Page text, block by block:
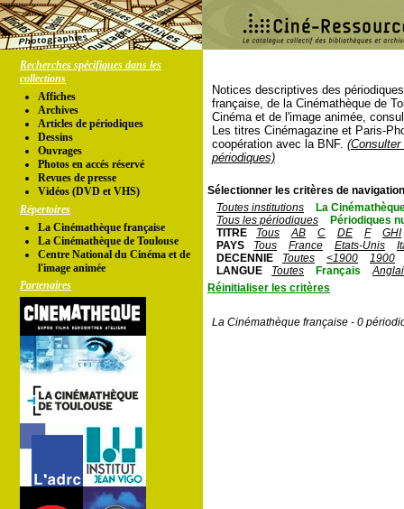
Recherches spécifiques dans les
collections
Affiches
Archives
Articles de périodiques
Dessins
Ouvrages
Photos en accés réservé
Revues de presse
Vidéos (DVD et VHS)
Répertoires
La Cinémathèque française
La Cinémathèque de Toulouse
Centre National du Cinéma et de
l'image animée
Partenaires
Notices descriptives des
française, de la Cinémathèque de
Cinéma et de l'image animée,
Les titres Cinémagazine et Paris-
coopération avec la BNF.
périodiques)
Sélectionner les critères de
Toutes institutions
La
Tous les périodiques
Périodiques
TITRE
Tous AB C DE F
GHI
PAYS
Tous France Etats-Unis
DECENNIE
Toutes <1900
1900
LANGUE
Toutes Français
Réinitialiser les critères
La Cinémathèque française - 0